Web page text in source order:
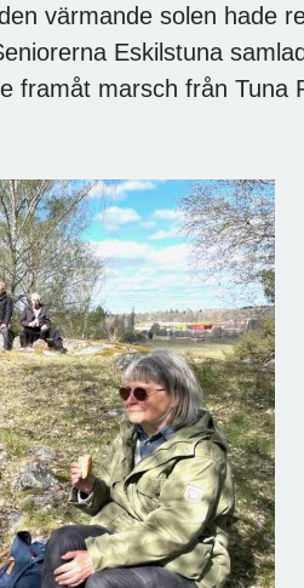
värmande solen hade
Eskilstuna
framåt marsch från Tuna